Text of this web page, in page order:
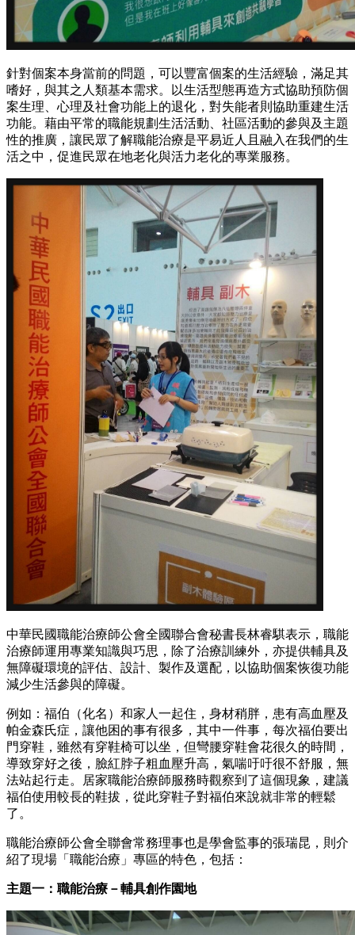
針對個案本身當前的問題，可以豐富個案的生活經驗，滿足其
嗜好，與其之人類基本需求。以生活型態再造方式協助預防個
案生理、心理及社會功能上的退化，對失能者則協助重建生活
功能。藉由平常的職能規劃生活活動、社區活動的參與及主題
性的推廣，讓民眾了解職能治療是平易近人且融入在我們的生
活之中，促進民眾在地老化與活力老化的專業服務。
中華民國職能治療師公會全國聯合會秘書長林睿騏表示，職能
治療師運用專業知識與巧思，除了治療訓練外，亦提供輔具及
無障礙環境的評估、設計、製作及選配，以協助個案恢復功能
減少生活參與的障礙。
例如：福伯（化名）和家人一起住，身材稍胖，患有高血壓及
帕金森氏症，讓他困的事有很多，其中一件事，每次福伯要出
門穿鞋，雖然有穿鞋椅可以坐，但彎腰穿鞋會花很久的時間，
導致穿好之後，臉紅脖子粗血壓升高，氣喘吁吁很不舒服，無
法站起行走。居家職能治療師服務時觀察到了這個現象，建議
福伯使用較長的鞋拔，從此穿鞋子對福伯來說就非常的輕鬆
了。
職能治療師公會全聯會常務理事也是學會監事的張瑞昆，則介
紹了現場「職能治療」專區的特色，包括：
主題一：職能治療－輔具創作園地